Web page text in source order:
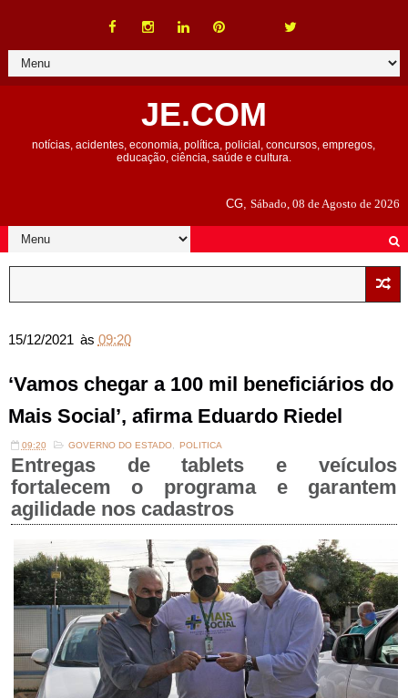
JE.COM
notícias, acidentes, economia, política, policial, concursos, empregos,
educação, ciência, saúde e cultura.
CG,Sábado, 08 de Agosto de 2026
15/12/2021 às 09:20
‘Vamos chegar a 100 mil beneficiários do
Mais Social’, afirma Eduardo Riedel
09:20 GOVERNO DO ESTADO, POLITICA
Entregas de tablets e veículos
fortalecem o programa e garantem
agilidade nos cadastros